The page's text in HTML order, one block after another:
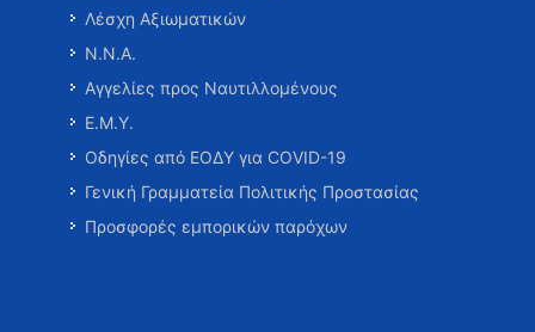
Λέσχη Αξιωματικών
Ν.Ν.Α.
Αγγελίες προς Ναυτιλλομένους
Ε.Μ.Υ.
Οδηγίες από ΕΟΔΥ για COVID-19
Γενική Γραμματεία Πολιτικής Προστασίας
Προσφορές εμπορικών παρόχων